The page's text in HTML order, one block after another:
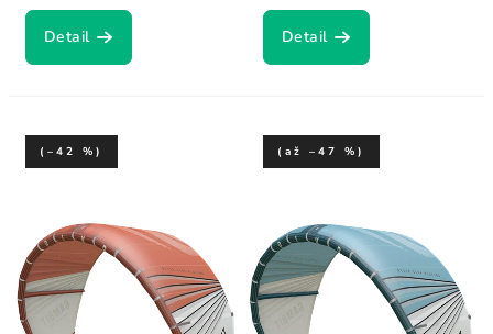
Detail Detail
(–42 %) (až –47 %)